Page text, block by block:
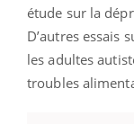
étude sur la
D’autres essais
les adultes
troubles